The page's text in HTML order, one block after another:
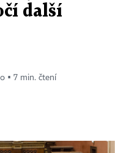
další
▪ 7 min. čtení